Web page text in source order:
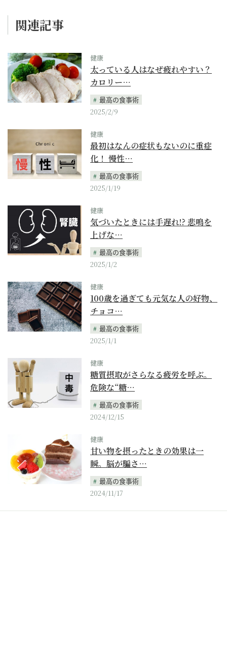
関連記事
健康
太っている人はなぜ疲れやすい？
カロリー…
最高の食事術
2025/2/9
健康
最初はなんの症状もないのに重症
化！ 慢性…
最高の食事術
2025/1/19
健康
気づいたときには手遅れ!? 悲鳴を
上げな…
最高の食事術
2025/1/2
健康
100歳を過ぎても元気な人の好物、
チョコ…
最高の食事術
2025/1/1
健康
糖質摂取がさらなる疲労を呼ぶ。
危険な“糖…
最高の食事術
2024/12/15
健康
甘い物を摂ったときの効果は一
瞬。脳が騙さ…
最高の食事術
2024/11/17